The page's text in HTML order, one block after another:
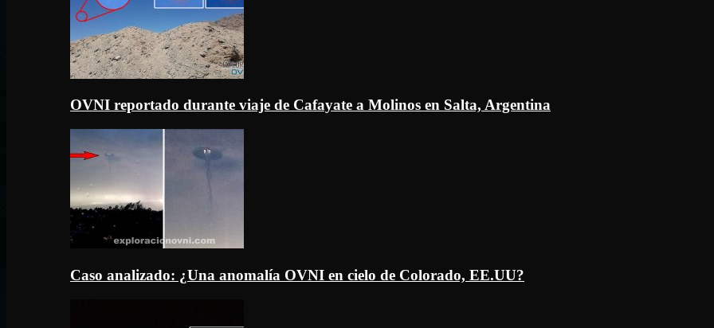
OVNI reportado durante viaje de Cafayate a Molinos en Salta, Argentina
Caso analizado: ¿Una anomalía OVNI en cielo de Colorado, EE.UU?